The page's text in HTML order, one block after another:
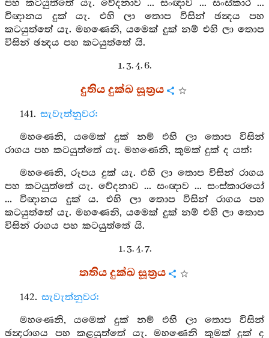
පහ කටයුත්තේ යැ. වේදනාව ... සංඥාව ... සංස්කාර ...
විඥානය දුක් යැ. එහි ලා තොප විසින් ඡන්‍දය පහ
කටයුත්තේ යැ. මහණෙනි, යමෙක් දුක් නම් එහි ලා තොප
විසින් ඡන්‍දය පහ කටයුත්තේ යි.
1. 3. 4. 6.
දුතිය දුක්ඛ සූත්‍රය
141. සැවැත්නුවර:
මහණෙනි, යමෙක් දුක් නම් එහි ලා තොප විසින්
රාගය පහ කටයුත්තේ යැ. මහණෙනි, කුමක් දුක් ද යත්:
මහණෙනි, රූපය දුක් යැ. එහි ලා තොප විසින් රාගය
පහ කටයුත්තේ යැ. වේදනාව ... සංඥාව ... සංස්කාරයෝ
... විඥානය දුක් ය. එහි ලා තොප විසින් රාගය පහ
කටයුත්තේ යැ. මහණෙනි, යමෙක් දුක් නම් එහි ලා තොප
විසින් රාගය පහ කටයුත්තේ යි.
1. 3. 4. 7.
තතිය දුක්ඛ සූත්‍රය
142. සැවැත්නුවර:
මහණෙනි, යමෙක් දුක් නම් එහි ලා තොප විසින්
ඡන්‍දරාගය පහ කළයුත්තේ යැ. මහණෙනි කුමක් දුක් ද